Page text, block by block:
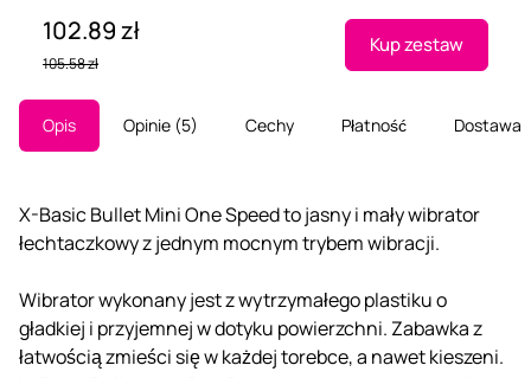
102.89 zł
105.58 zł
Kup zestaw
Opis Opinie 5 Cechy Płatność Dostawa
X-Basic Bullet Mini One Speed to jasny i mały wibrator
łechtaczkowy z jednym mocnym trybem wibracji.
Wibrator wykonany jest z wytrzymałego plastiku o
gładkiej i przyjemnej w dotyku powierzchni. Zabawka z
łatwością zmieści się w każdej torebce, a nawet kieszeni.